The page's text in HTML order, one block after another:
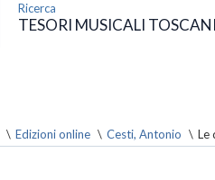
Ricerca
TESORI MUSICALI TOSCANI
\ Edizioni online \ Cesti, Antonio \ Le